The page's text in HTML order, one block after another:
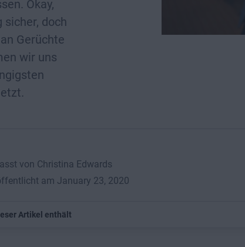
Okay,
doch
Gerüchte
wir uns
von Christina Edwards
am January 23, 2020
Artikel enthält